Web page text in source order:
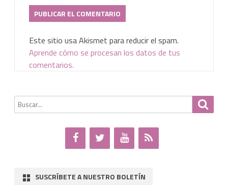
Este sitio usa Akismet para reducir el spam.
Aprende cómo se procesan los datos de tus
comentarios.
Buscar
por:
SUSCRÍBETE A NUESTRO BOLETÍN